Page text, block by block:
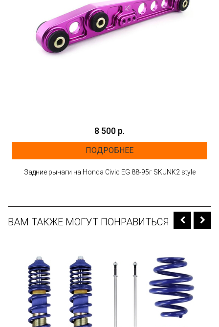
8 500 р.
ПОДРОБНЕЕ
Задние рычаги на Honda Civic EG 88-95г SKUNK2 style
ВАМ ТАКЖЕ МОГУТ ПОНРАВИТЬСЯ